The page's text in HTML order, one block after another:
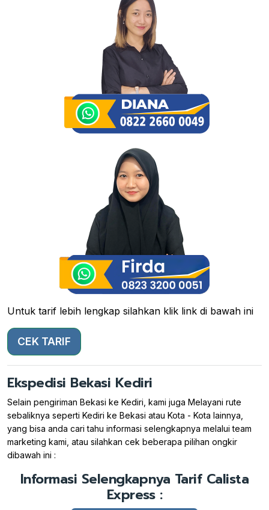
Untuk tarif lebih lengkap silahkan klik link di bawah ini
CEK TARIF
Ekspedisi Bekasi Kediri
Selain pengiriman Bekasi ke Kediri, kami juga Melayani rute
sebaliknya seperti Kediri ke Bekasi atau Kota - Kota lainnya,
yang bisa anda cari tahu informasi selengkapnya melalui team
marketing kami, atau silahkan cek beberapa pilihan ongkir
dibawah ini :
Informasi Selengkapnya Tarif Calista
Express :